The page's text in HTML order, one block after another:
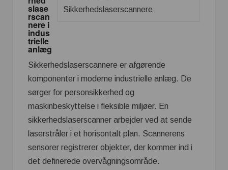
slase
rscan
nere i
indus
trielle
anlæg
Sikkerhedslaserscannere er afgørende
komponenter i moderne industrielle anlæg. De
sørger for personsikkerhed og
maskinbeskyttelse i fleksible miljøer. En
sikkerhedslaserscanner arbejder ved at sende
laserstråler i et horisontalt plan. Scannerens
sensorer registrerer objekter, der kommer ind i
det definerede overvågningsområde.